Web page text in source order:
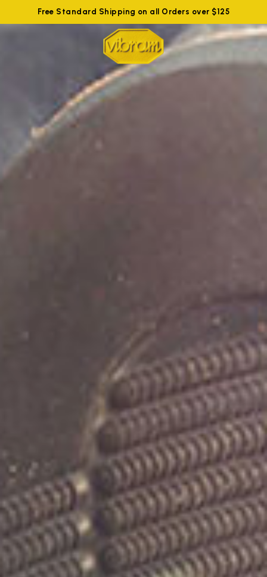
Free Standard Shipping on all Orders over $125